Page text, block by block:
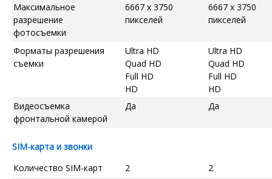
Максимальное
разрешение
фотосъемки
6667 x 3750
пикселей
6667 x 3750
пикселей
Форматы разрешения
съемки
Ultra HD
Quad HD
Full HD
HD
Ultra HD
Quad HD
Full HD
HD
Видеосъемка
фронтальной камерой
Да Да
SIM-карта и звонки
Количество SIM-карт
2
2